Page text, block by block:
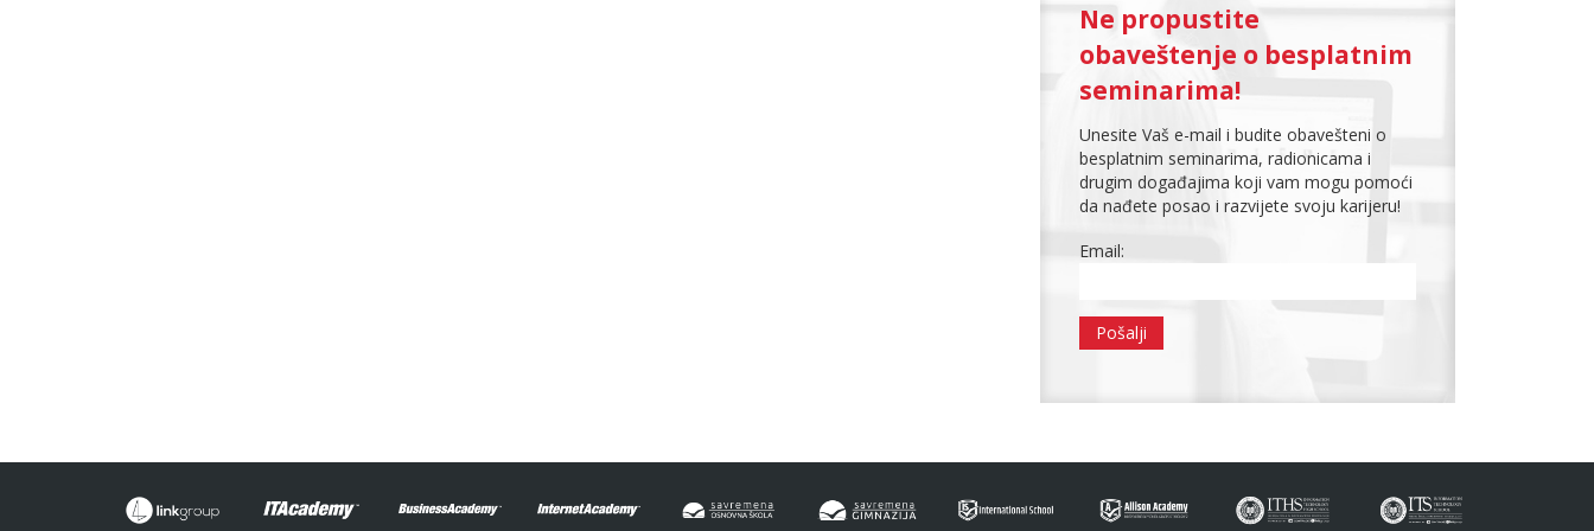
Ne propustite
obaveštenje o besplatnim
seminarima!
Unesite Vaš e-mail i budite obavešteni o
besplatnim seminarima, radionicama i
drugim događajima koji vam mogu pomoći
da nađete posao i razvijete svoju karijeru!
Email: